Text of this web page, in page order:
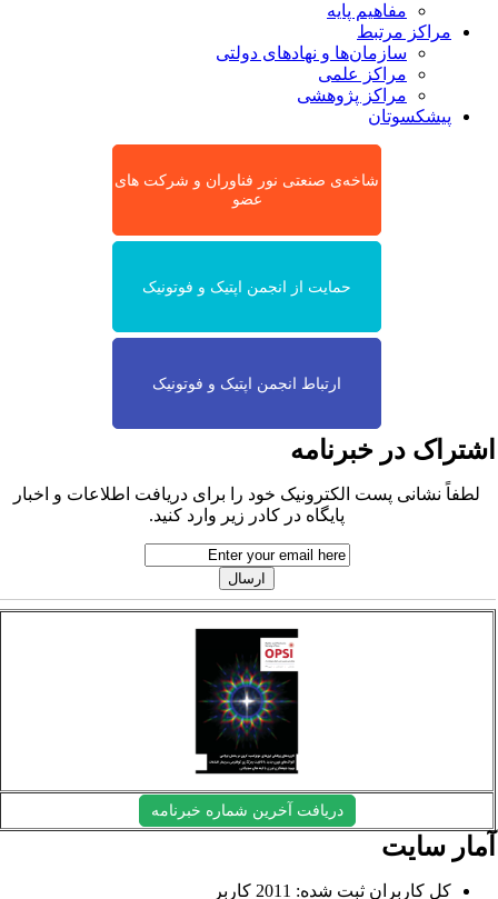
مفاهیم پایه
مراکز مرتبط
سازمان‌ها و نهادهای دولتی
مراکز علمی
مراکز پژوهشی
پیشکسوتان
شاخه‌ی صنعتی نور فناوران و شرکت های
عضو
حمایت از انجمن اپتیک و فوتونیک
ارتباط انجمن اپتیک و فوتونیک
در خبرنامه
لطفاً نشانی پست الکترونیک خود را برای دریافت اطلاعات و اخبار
پایگاه در کادر زیر وارد کنید.
دریافت آخرین شماره خبرنامه
سایت
کل کاربران ثبت شده: 2011 کاربر